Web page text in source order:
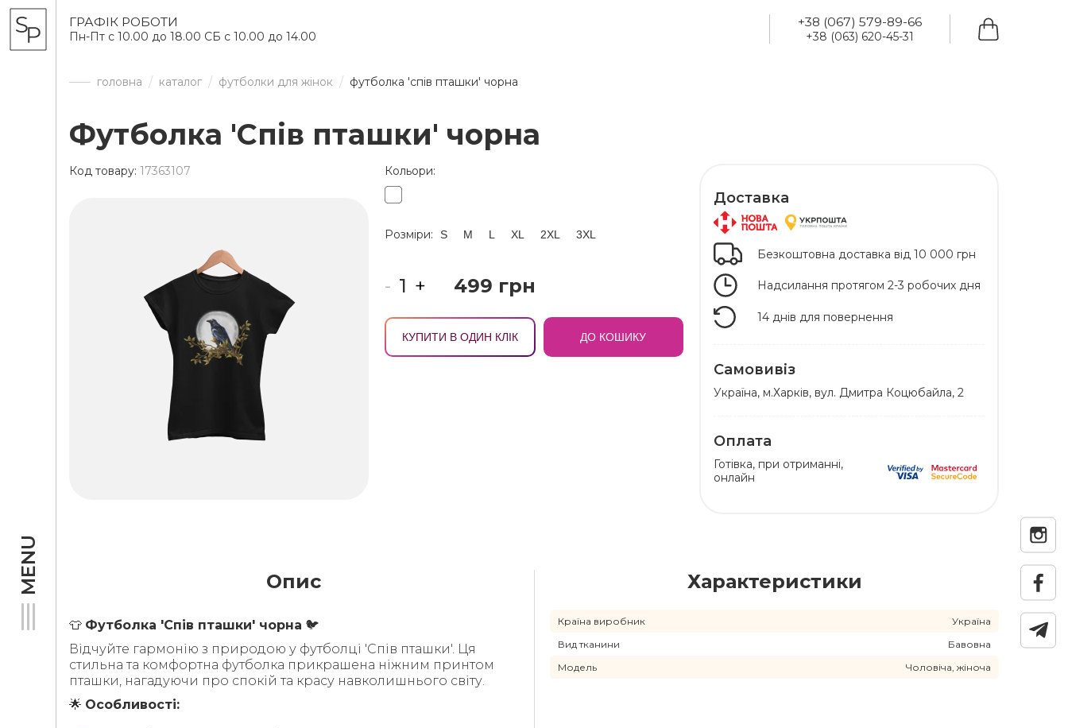
ГРАФІК РОБОТИ
Пн-Пт с 10.00 до 18.00 СБ с 10.00 до 14.00
+38 (067) 579-89-66
+38 (063) 620-45-31
головна каталог футболки для жінок футболка 'спів пташки' чорна
Футболка 'Спів пташки' чорна
Код товару: 17363107 Кольори:
Розміри: S M L XL 2XL 3XL
- + 499 грн
КУПИТИ В ОДИН КЛІК ДО КОШИКУ
Доставка
Безкоштовна доставка від 10 000 грн
Надсилання протягом 2-3 робочих дня
14 днів для повернення
Самовивіз
Українa, м.Харків, вул. Дмитра Коцюбайла, 2
Оплата
Готівка, при отриманні,
онлайн
Опис
👕 Футболка 'Спів пташки' чорна 🐦
Відчуйте гармонію з природою у футболці 'Спів пташки'. Ця
стильна та комфортна футболка прикрашена ніжним принтом
пташки, нагадуючи про спокій та красу навколишнього світу.
🌟 Особливості:
Характеристики
Країна виробник
Україна
Вид тканини
Бавовна
Модель
Чоловіча, жіноча
MENU